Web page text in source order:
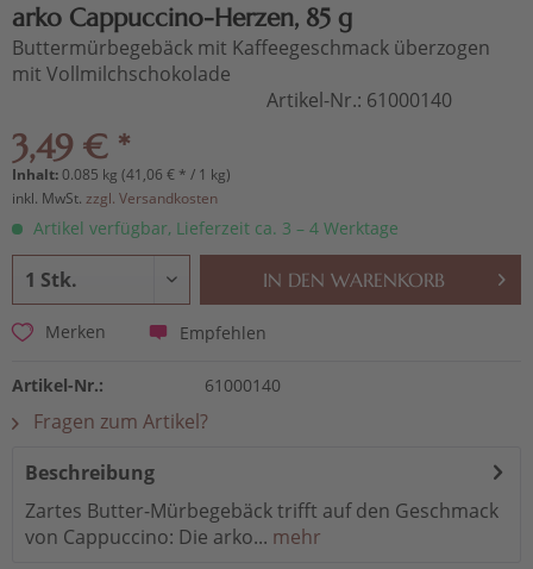
arko Cappuccino-Herzen, 85 g
Buttermürbegebäck mit Kaffeegeschmack überzogen
mit Vollmilchschokolade
Artikel-Nr.: 61000140
3,49 € *
Inhalt:0.085 kg (41,06 € * / 1 kg)
inkl. MwSt. zzgl. Versandkosten
Artikel verfügbar, Lieferzeit ca. 3 – 4 Werktage
IN DEN WARENKORB
Merken Empfehlen
Artikel-Nr.: 61000140
Fragen zum Artikel?
Beschreibung
Zartes Butter-Mürbegebäck trifft auf den Geschmack
von Cappuccino: Die arko... mehr